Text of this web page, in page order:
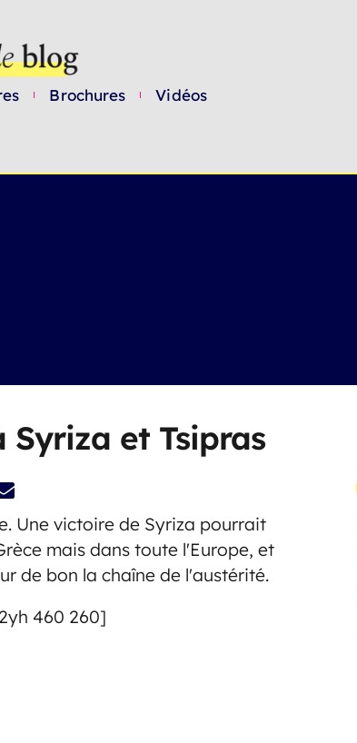
Brochures Vidéos
Syriza et Tsipras
Une victoire de Syriza pourrait
mais dans toute l'Europe, et
de bon la chaîne de l'austérité.
460 260]